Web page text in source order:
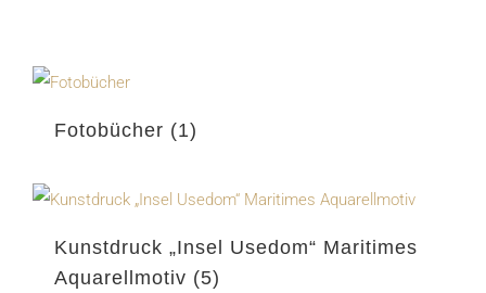
Fotobücher (1)
Kunstdruck „Insel Usedom“ Maritimes
Aquarellmotiv (5)